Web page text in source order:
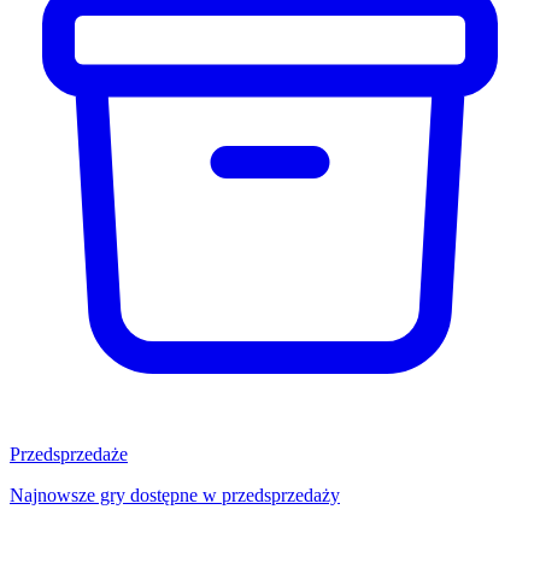
Przedsprzedaże
Najnowsze gry dostępne w przedsprzedaży